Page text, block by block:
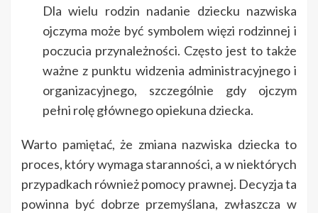
Dla wielu rodzin nadanie dziecku nazwiska
ojczyma może być symbolem więzi rodzinnej i
poczucia przynależności. Często jest to także
ważne z punktu widzenia administracyjnego i
organizacyjnego, szczególnie gdy ojczym
pełni rolę głównego opiekuna dziecka.
Warto pamiętać, że zmiana nazwiska dziecka to
proces, który wymaga staranności, a w niektórych
przypadkach również pomocy prawnej. Decyzja ta
powinna być dobrze przemyślana, zwłaszcza w